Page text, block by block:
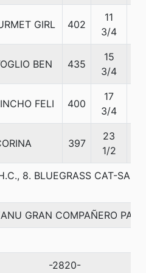
GIRL 402
11
3/4
BEN 435
15
3/4
FELI 400
17
3/4
397
23
1/2
8. BLUEGRASS CAT-
GRAN COMPAÑERO
-2820-